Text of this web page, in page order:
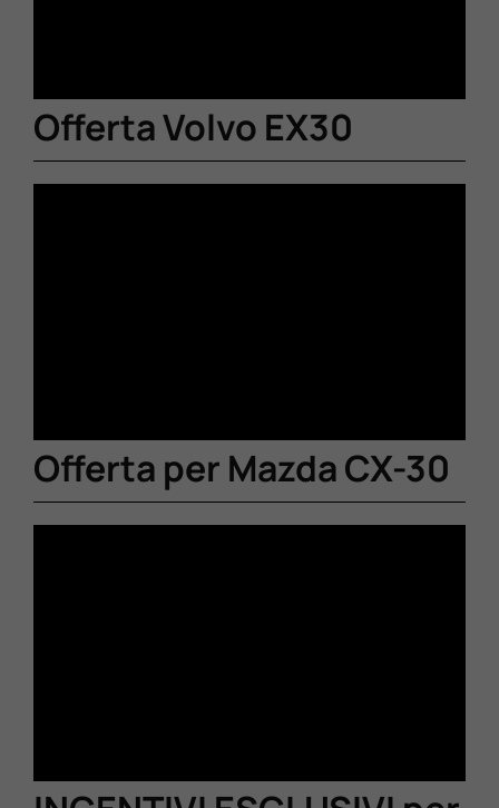
Offerta Volvo EX30
Offerta per Mazda CX-30